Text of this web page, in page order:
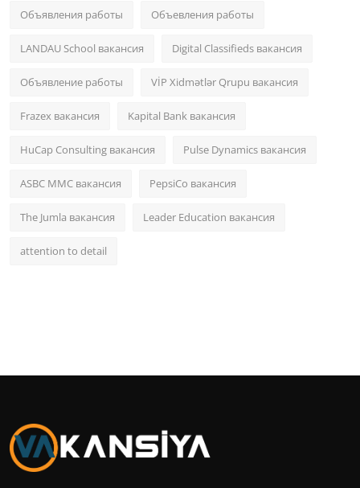
Объявления работы Объевления работы
LANDAU School вакансия Digital Classifieds вакансия
Объявление работы VİP Xidmətlər Qrupu вакансия
Frazex вакансия Kapital Bank вакансия
HuCap Consulting вакансия Pulse Dynamics вакансия
ASBC MMC вакансия PepsiCo вакансия
The Jumla вакансия Leader Education вакансия
attention to detail